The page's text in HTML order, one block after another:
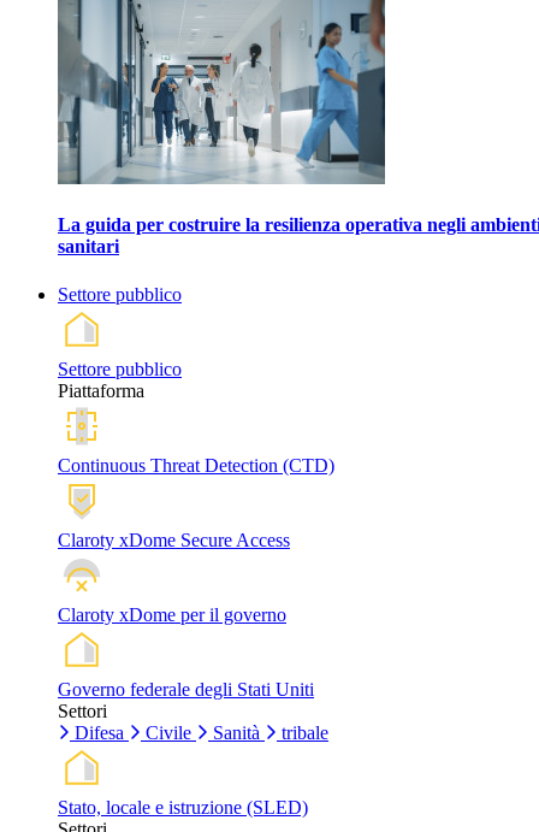
La guida per costruire la resilienza operativa negli
sanitari
Settore pubblico
Settore pubblico
Piattaforma
Continuous Threat Detection (CTD)
Claroty xDome Secure Access
Claroty xDome per il governo
Governo federale degli Stati Uniti
Settori
Difesa
Civile Sanità tribale
Stato, locale e istruzione (SLED)